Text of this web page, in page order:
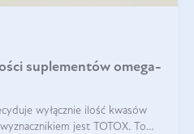
suplementów omega-
wyłącznie ilość kwasów
jest TOTOX. To